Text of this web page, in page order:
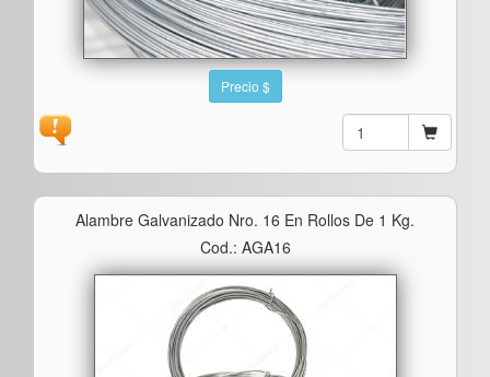
Precio $
Alambre Galvanizado Nro. 16 En Rollos De 1 Kg.
Cod.: AGA16